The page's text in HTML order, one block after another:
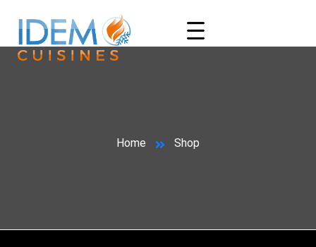
Home Shop